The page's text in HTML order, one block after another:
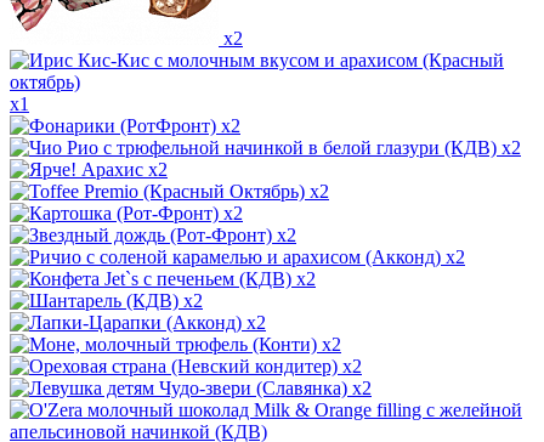
x2
x1
x2
x2
x2
x2
x2
x2
x2
x2
x2
x2
x2
x2
x2